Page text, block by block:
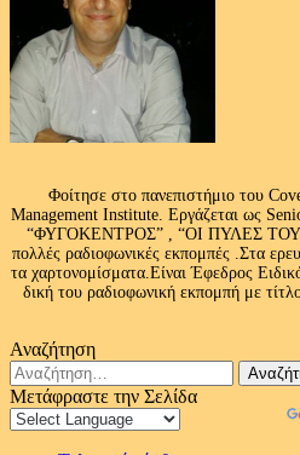
Φοίτησε στο πανεπιστήμιο του
Management Institute. Εργάζεται ως
“ΦΥΓΟΚΕΝΤΡΟΣ” , “ΟΙ ΠΥΛΕΣ ΤΟΥ
πολλές ραδιοφωνικές εκπομπές .Στα
τα χαρτονομίσματα.Είναι Έφεδρος
δική του ραδιοφωνική εκπομπή με
Αναζήτηση
Αναζήτηση
για:
Μετάφραστε την Σελίδα